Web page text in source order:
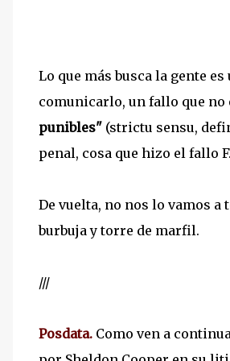
Lo que más busca la gente es
comunicarlo, un fallo que no
punibles" (strictu sensu,
penal, cosa que hizo el fallo
De vuelta, no nos lo vamos a
burbuja y torre de marfil.
///
Posdata. Como ven a